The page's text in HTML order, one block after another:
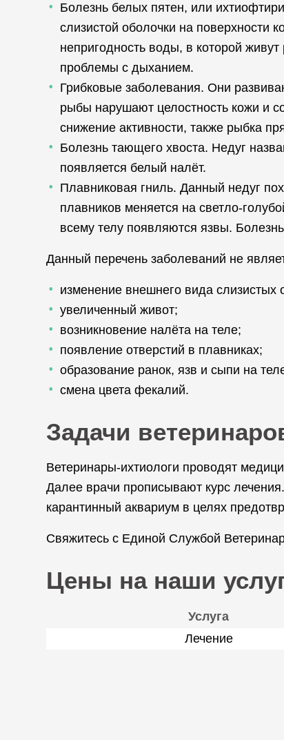
Болезнь белых пятен, или
слизистой оболочки на поверхности
непригодность воды, в которой
проблемы с дыханием.
Грибковые заболевания. Они
рыбы нарушают целостность кожи и
снижение активности, также рыбка
Болезнь тающего хвоста. Недуг
появляется белый налёт.
Плавниковая гниль. Данный недуг
плавников меняется на светло-
всему телу появляются язвы.
Данный перечень заболеваний не
изменение внешнего вида слизистых
увеличенный живот;
возникновение налёта на теле;
появление отверстий в плавниках;
образование ранок, язв и сыпи на
смена цвета фекалий.
Задачи
Ветеринары-ихтиологи проводят
Далее врачи прописывают курс
карантинный аквариум в целях
Свяжитесь с Единой Службой
Цены на наши
Услуга
Лечение